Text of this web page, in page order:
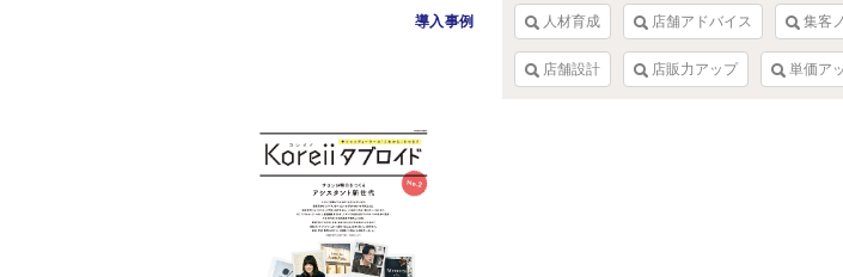
導入事例 人材育成 店舗アドバイス 集客
店舗設計 店販力アップ 単価ア